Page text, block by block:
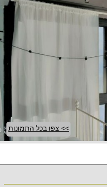
>> צפו בכל התמונות